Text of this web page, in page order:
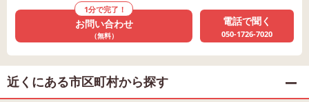
1分で完了！
お問い合わせ
（無料）
電話で聞く
050-1726-7020
近くにある市区町村から探す